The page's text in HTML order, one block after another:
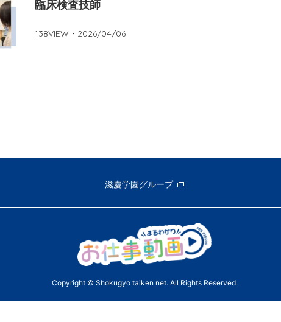
臨床検査技師
138VIEW・ 2026/04/06
滋慶学園グループ
Copyright © Shokugyo taiken net. All Rights Reserved.